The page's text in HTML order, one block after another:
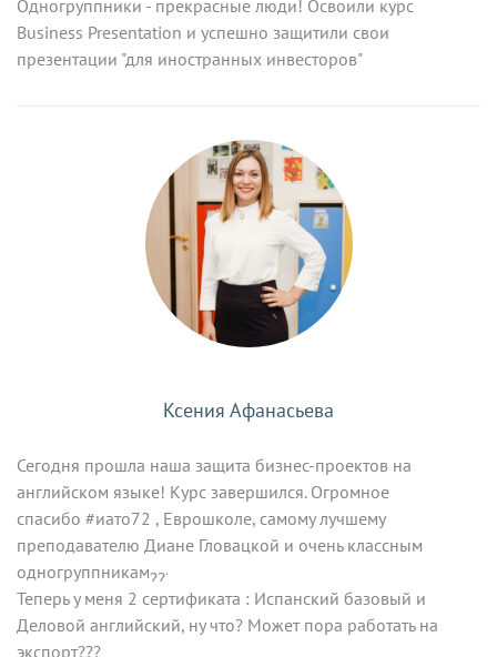
Одногруппники - прекрасные люди! Освоили курс
Business Presentation и успешно защитили свои
презентации "для иностранных инвесторов"
Ксения Афанасьева
Сегодня прошла наша защита бизнес-проектов на
английском языке! Курс завершился. Огромное
спасибо #иато72 , Еврошколе, самому лучшему
преподавателю Диане Гловацкой и очень классным
одногруппникам
Теперь у меня 2 сертификата : Испанский базовый и
Деловой английский, ну что? Может пора работать на
экспорт???